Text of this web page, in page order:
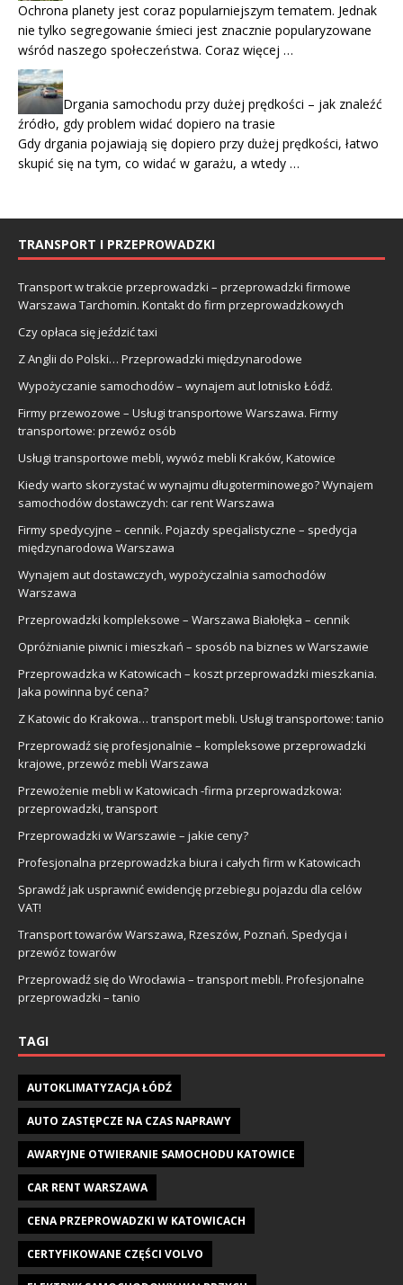
Ochrona planety jest coraz popularniejszym tematem. Jednak
nie tylko segregowanie śmieci jest znacznie popularyzowane
wśród naszego społeczeństwa. Coraz więcej …
Drgania samochodu przy dużej prędkości – jak znaleźć
źródło, gdy problem widać dopiero na trasie
Gdy drgania pojawiają się dopiero przy dużej prędkości, łatwo
skupić się na tym, co widać w garażu, a wtedy …
TRANSPORT I PRZEPROWADZKI
Transport w trakcie przeprowadzki – przeprowadzki firmowe
Warszawa Tarchomin. Kontakt do firm przeprowadzkowych
Czy opłaca się jeździć taxi
Z Anglii do Polski… Przeprowadzki międzynarodowe
Wypożyczanie samochodów – wynajem aut lotnisko Łódź.
Firmy przewozowe – Usługi transportowe Warszawa. Firmy
transportowe: przewóz osób
Usługi transportowe mebli, wywóz mebli Kraków, Katowice
Kiedy warto skorzystać w wynajmu długoterminowego? Wynajem
samochodów dostawczych: car rent Warszawa
Firmy spedycyjne – cennik. Pojazdy specjalistyczne – spedycja
międzynarodowa Warszawa
Wynajem aut dostawczych, wypożyczalnia samochodów
Warszawa
Przeprowadzki kompleksowe – Warszawa Białołęka – cennik
Opróżnianie piwnic i mieszkań – sposób na biznes w Warszawie
Przeprowadzka w Katowicach – koszt przeprowadzki mieszkania.
Jaka powinna być cena?
Z Katowic do Krakowa… transport mebli. Usługi transportowe: tanio
Przeprowadź się profesjonalnie – kompleksowe przeprowadzki
krajowe, przewóz mebli Warszawa
Przewożenie mebli w Katowicach -firma przeprowadzkowa:
przeprowadzki, transport
Przeprowadzki w Warszawie – jakie ceny?
Profesjonalna przeprowadzka biura i całych firm w Katowicach
Sprawdź jak usprawnić ewidencję przebiegu pojazdu dla celów
VAT!
Transport towarów Warszawa, Rzeszów, Poznań. Spedycja i
przewóz towarów
Przeprowadź się do Wrocławia – transport mebli. Profesjonalne
przeprowadzki – tanio
TAGI
AUTOKLIMATYZACJA ŁÓDŹ
AUTO ZASTĘPCZE NA CZAS NAPRAWY
AWARYJNE OTWIERANIE SAMOCHODU KATOWICE
CAR RENT WARSZAWA
CENA PRZEPROWADZKI W KATOWICACH
CERTYFIKOWANE CZĘŚCI VOLVO